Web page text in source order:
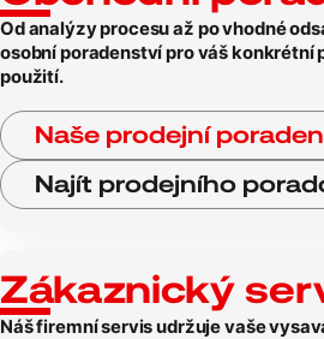
Od analýzy procesu až po vhodné
osobní poradenství pro váš konkrétní
použití.
Naše prodejní
Najít prodejního
Zákaznický
Náš firemní servis udržuje vaše